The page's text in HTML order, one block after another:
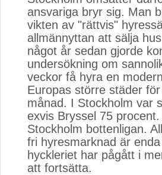
ansvariga bryr sig. Man
vikten av "rättvis"
allmännyttan att sälja
något år sedan gjorde
undersökning om
veckor få hyra en
Europas större städer
månad. I Stockholm var
exvis Bryssel 75
Stockholm bottenligan.
fri hyresmarknad är
hyckleriet har pågått i
att fortsätta.